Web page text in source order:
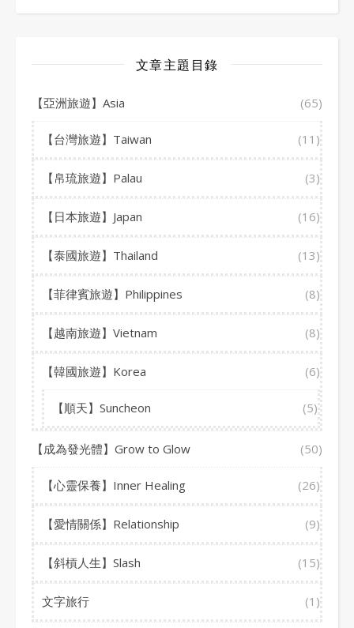
文章主題目錄
【亞洲旅遊】Asia (65)
【台灣旅遊】Taiwan (11)
【帛琉旅遊】Palau (3)
【日本旅遊】Japan (16)
【泰國旅遊】Thailand (13)
【菲律賓旅遊】Philippines (8)
【越南旅遊】Vietnam (8)
【韓國旅遊】Korea (6)
【順天】Suncheon (5)
【成為發光體】Grow to Glow (50)
【心靈保養】Inner Healing (26)
【愛情關係】Relationship (9)
【斜槓人生】Slash (15)
文字旅行 (1)